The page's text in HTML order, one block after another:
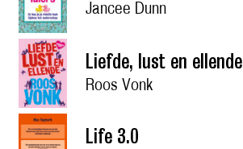
Jancee Dunn
Liefde, lust en ellende
Roos Vonk
Life 3.0